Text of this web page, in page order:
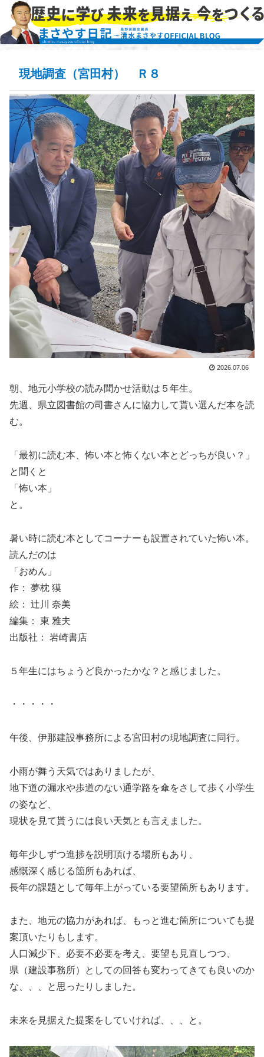
現地調査（宮田村） Ｒ８
2026.07.06
朝、地元小学校の読み聞かせ活動は５年生。
先週、県立図書館の司書さんに協力して貰い選んだ本を読
む。
「最初に読む本、怖い本と怖くない本とどっちが良い？」
と聞くと
「怖い本」
と。
暑い時に読む本としてコーナーも設置されていた怖い本。
読んだのは
「おめん」
作： 夢枕 獏
絵： 辻川 奈美
編集： 東 雅夫
出版社： 岩崎書店
５年生にはちょうど良かったかな？と感じました。
・・・・・
午後、伊那建設事務所による宮田村の現地調査に同行。
小雨が舞う天気ではありましたが、
地下道の漏水や歩道のない通学路を傘をさして歩く小学生
の姿など、
現状を見て貰うには良い天気とも言えました。
毎年少しずつ進捗を説明頂ける場所もあり、
感慨深く感じる箇所もあれば、
長年の課題として毎年上がっている要望箇所もあります。
また、地元の協力があれば、もっと進む箇所についても提
案頂いたりもします。
人口減少下、必要不必要を考え、要望も見直しつつ、
県（建設事務所）としての回答も変わってきても良いのか
な、、、と思ったりしました。
未来を見据えた提案をしていければ、、、と。